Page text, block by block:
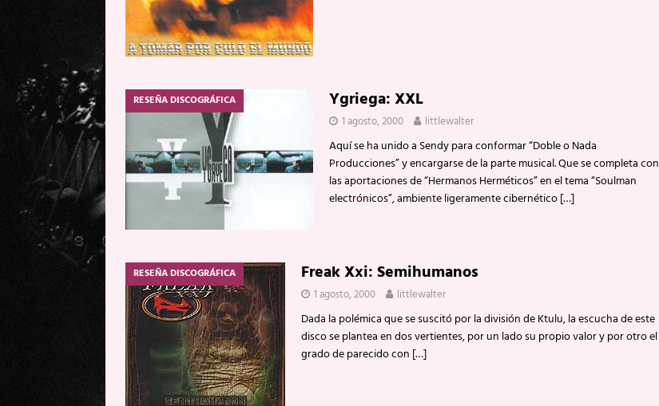
RESEÑA DISCOGRÁFICA Ygriega: XXL
1 agosto, 2000 littlewalter
Aquí se ha unido a Sendy para conformar “Doble o Nada
Producciones” y encargarse de la parte musical. Que se completa con
las aportaciones de “Hermanos Herméticos” en el tema “Soulman
electrónicos”, ambiente ligeramente cibernético[…]
RESEÑA DISCOGRÁFICA Freak Xxi: Semihumanos
1 agosto, 2000 littlewalter
Dada la polémica que se suscitó por la división de Ktulu, la escucha de este
disco se plantea en dos vertientes, por un lado su propio valor y por otro el
grado de parecido con […]